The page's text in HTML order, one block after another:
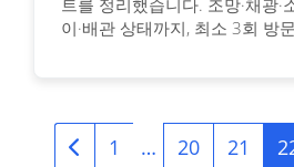
트를 정리했습니다. 조망·채광·
이·배관 상태까지, 최소 3회 방
1 … 20 21